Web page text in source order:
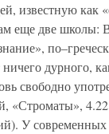
известную как
еще две школы:
дурного,
свободно
«Строматы»,
У современных